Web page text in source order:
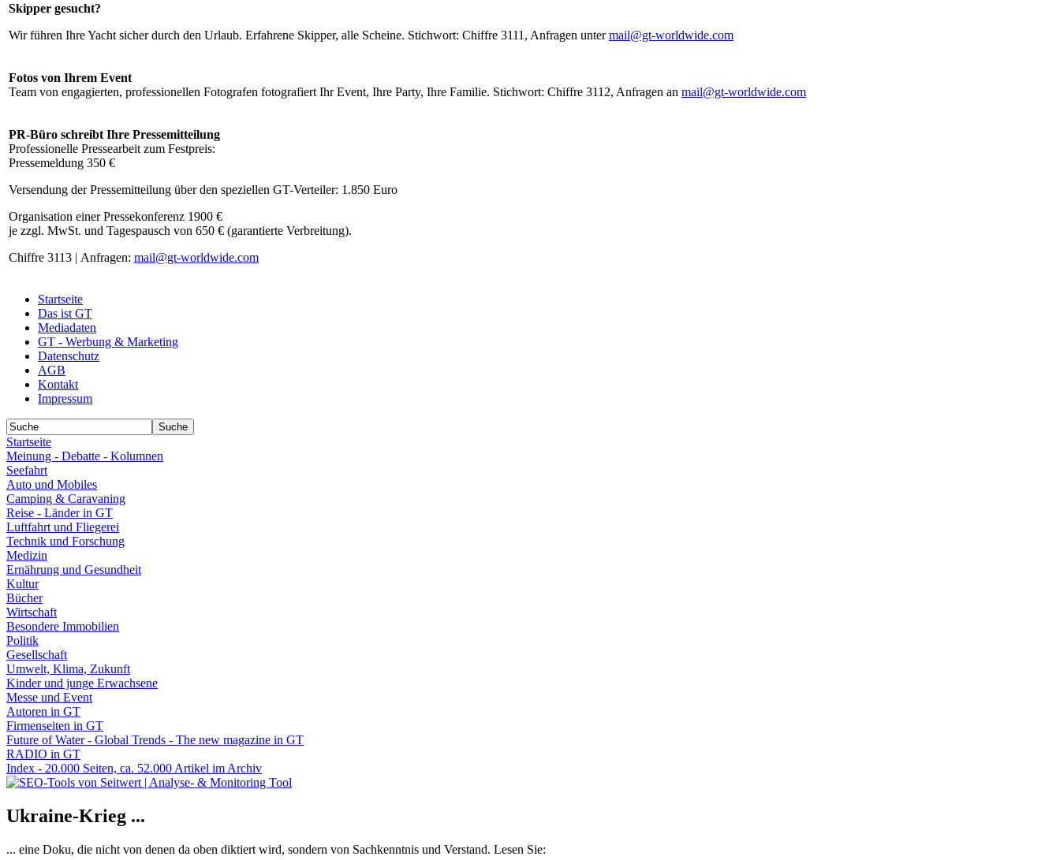
Skipper gesucht?
Wir führen Ihre Yacht sicher durch den Urlaub. Erfahrene Skipper, alle Scheine. Stichwort: Chiffre 3111, Anfragen untermail@gt-worldwide.com
Fotos von Ihrem Event
Team von engagierten, professionellen Fotografen fotografiert Ihr Event, Ihre Party, Ihre Familie. Stichwort: Chiffre 3112, Anfragen an mail@gt-worldwide.com
PR-Büro schreibt Ihre Pressemitteilung
Professionelle Pressearbeit zum Festpreis:
Pressemeldung 350 €
Versendung der Pressemitteilung über den speziellen GT-Verteiler: 1.850 Euro
Organisation einer Pressekonferenz 1900 €
je zzgl. MwSt. und Tagespausch von 650 € (garantierte Verbreitung).
Chiffre 3113 | Anfragen: mail@gt-worldwide.com
Startseite
Das ist GT
Mediadaten
GT - Werbung & Marketing
Datenschutz
AGB
Kontakt
Impressum
Startseite
Meinung - Debatte - Kolumnen
Seefahrt
Auto und Mobiles
Camping & Caravaning
Reise - Länder in GT
Luftfahrt und Fliegerei
Technik und Forschung
Medizin
Ernährung und Gesundheit
Kultur
Bücher
Wirtschaft
Besondere Immobilien
Politik
Gesellschaft
Umwelt, Klima, Zukunft
Kinder und junge Erwachsene
Messe und Event
Autoren in GT
Firmenseiten in GT
Future of Water - Global Trends - The new magazine in GT
RADIO in GT
Index - 20.000 Seiten, ca. 52.000 Artikel im Archiv
Ukraine-Krieg ...
... eine Doku, die nicht von denen da oben diktiert wird, sondern von Sachkenntnis und Verstand. Lesen Sie: